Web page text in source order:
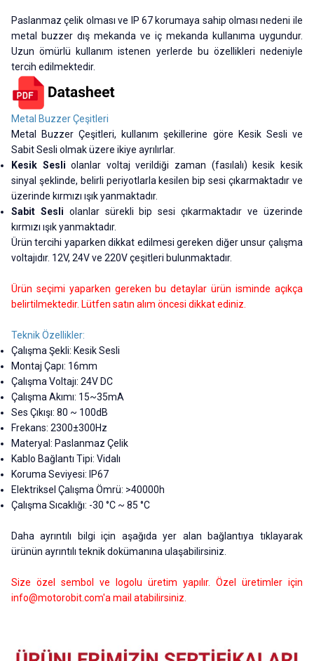
Paslanmaz çelik olması ve IP 67 korumaya sahip olması nedeni ile
metal buzzer dış mekanda ve iç mekanda kullanıma uygundur.
Uzun ömürlü kullanım istenen yerlerde bu özellikleri nedeniyle
tercih edilmektedir.
Metal Buzzer Çeşitleri
Metal Buzzer Çeşitleri, kullanım şekillerine göre Kesik Sesli ve
Sabit Sesli olmak üzere ikiye ayrılırlar.
Kesik Sesliolanlar voltaj verildiği zaman (fasılalı) kesik kesik
sinyal şeklinde, belirli periyotlarla kesilen bip sesi çıkarmaktadır ve
üzerinde kırmızı ışık yanmaktadır.
Sabit Sesli olanlar sürekli bip sesi çıkarmaktadır ve üzerinde
kırmızı ışık yanmaktadır.
Ürün tercihi yaparken dikkat edilmesi gereken diğer unsur çalışma
voltajıdır. 12V, 24V ve 220V çeşitleri bulunmaktadır.
Ürün seçimi yaparken gereken bu detaylar ürün isminde açıkça
belirtilmektedir. Lütfen satın alım öncesi dikkat ediniz.
Teknik Özellikler:
Çalışma Şekli: Kesik Sesli
Montaj Çapı: 16mm
Çalışma Voltajı: 24V DC
Çalışma Akımı: 15~35mA
Ses Çıkışı: 80 ~ 100dB
Frekans: 2300±300Hz
Materyal: Paslanmaz Çelik
Kablo Bağlantı Tipi: Vidalı
Koruma Seviyesi: IP67
Elektriksel Çalışma Ömrü: >40000h
Çalışma Sıcaklığı: -30 °C ~ 85 °C
Daha ayrıntılı bilgi için aşağıda yer alan bağlantıya tıklayarak
ürünün ayrıntılı teknik dokümanına ulaşabilirsiniz.
Size özel sembol ve logolu üretim yapılır. Özel üretimler için
info@motorobit.com'a mail atabilirsiniz.